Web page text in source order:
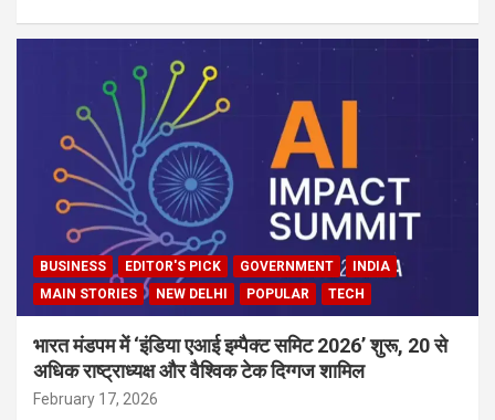
BUSINESS EDITOR'S PICK GOVERNMENT
INDIA
MAIN STORIES
NEW DELHI POPULAR TECH
भारत मंडपम में ‘इंडिया एआई इम्पैक्ट समिट 2026’ शुरू, 20 से
अधिक राष्ट्राध्यक्ष और वैश्विक टेक दिग्गज शामिल
February 17, 2026